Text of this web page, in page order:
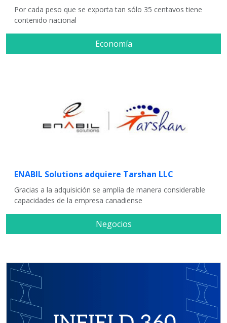
Por cada peso que se exporta tan sólo 35 centavos tiene
contenido nacional
Economía
ENABIL Solutions adquiere Tarshan LLC
Gracias a la adquisición se amplía de manera considerable
capacidades de la empresa canadiense
Negocios